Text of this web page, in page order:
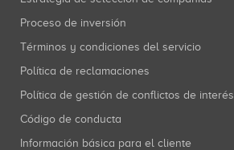
Proceso de inversión
Términos y condiciones del servicio
Política de reclamaciones
Política de gestión de conflictos de interés
Código de conducta
Información básica para el cliente